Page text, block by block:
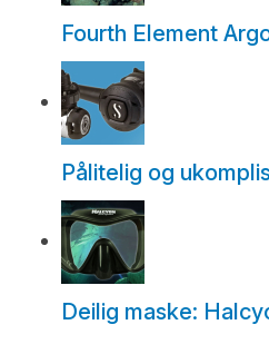
Fourth Element
Pålitelig og
Deilig maske: